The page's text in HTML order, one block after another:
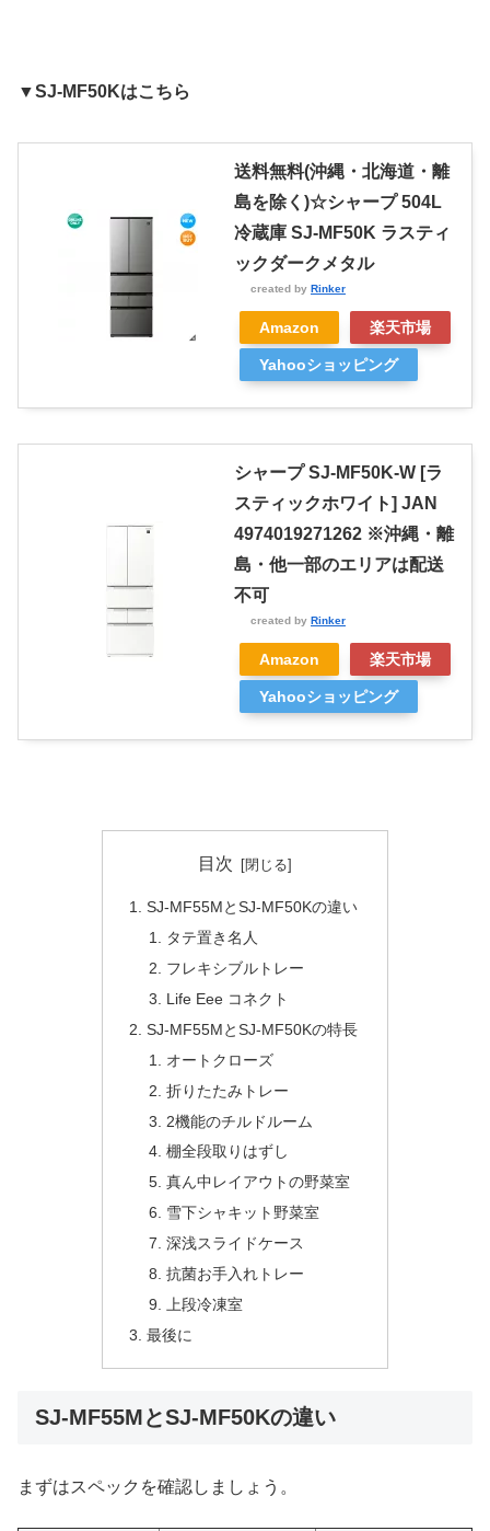
▼SJ-MF50Kはこちら
送料無料(沖縄・北海道・離
島を除く)☆シャープ 504L
冷蔵庫 SJ-MF50K ラスティ
ックダークメタル
created by Rinker
Amazon 楽天市場
Yahooショッピング
シャープ SJ-MF50K-W [ラ
スティックホワイト] JAN
4974019271262 ※沖縄・離
島・他一部のエリアは配送
不可
created by Rinker
Amazon 楽天市場
Yahooショッピング
目次
SJ-MF55MとSJ-MF50Kの違い
タテ置き名人
フレキシブルトレー
Life Eee コネクト
SJ-MF55MとSJ-MF50Kの特長
オートクローズ
折りたたみトレー
2機能のチルドルーム
棚全段取りはずし
真ん中レイアウトの野菜室
雪下シャキット野菜室
深浅スライドケース
抗菌お手入れトレー
上段冷凍室
最後に
SJ-MF55MとSJ-MF50Kの違い
まずはスペックを確認しましょう。